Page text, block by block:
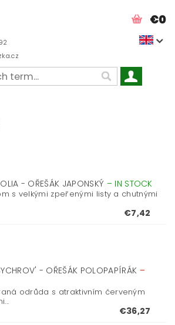
€0
- OŘEŠÁK JAPONSKÝ – IN STOCK
s velkými zpeřenými listy a chutnými
€7,42
- OŘEŠÁK POLOPAPÍRÁK –
odrůda s atraktivním červeným
€36,27